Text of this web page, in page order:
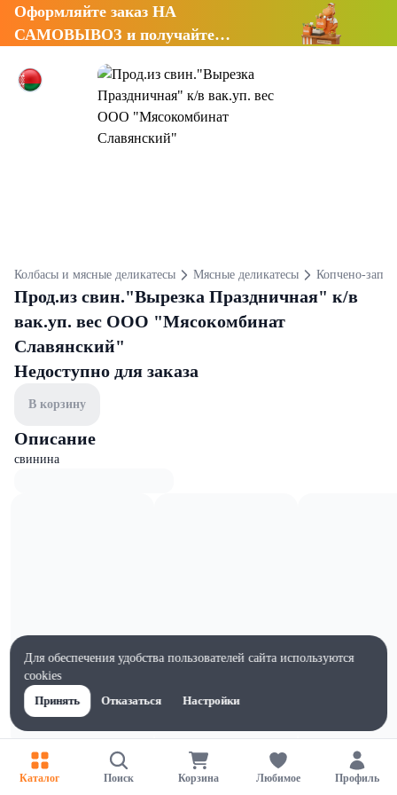
Оформляйте заказ НА
САМОВЫВОЗ и получайте
Колбасы и мясные деликатесы Мясные деликатесы Копчено-
Прод.из свин."Вырезка Праздничная" к/в
вак.уп. вес ООО "Мясокомбинат
Славянский"
Недоступно для заказа
В корзину
Описание
свинина
Характеристики
Жиры на 100г, г
Каталог Поиск Корзина Любимое Профиль
Для обеспечения удобства пользователей сайта используются
cookies
Принять
Отказаться Настройки